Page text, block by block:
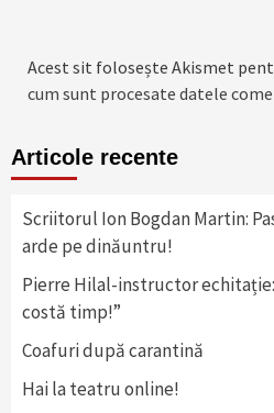
Acest sit folosește Akismet
cum sunt procesate datele
Articole recente
Scriitorul Ion Bogdan Martin:
arde pe dinăuntru!
Pierre Hilal-instructor
costă timp!”
Coafuri după carantină
Hai la teatru online!